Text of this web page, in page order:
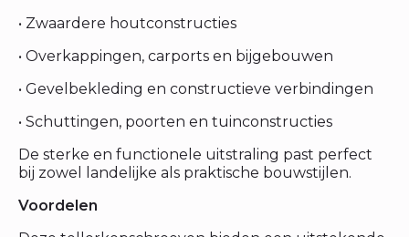
• Zwaardere houtconstructies
• Overkappingen, carports en bijgebouwen
• Gevelbekleding en constructieve verbindingen
• Schuttingen, poorten en tuinconstructies
De sterke en functionele uitstraling past perfect
bij zowel landelijke als praktische bouwstijlen.
Voordelen